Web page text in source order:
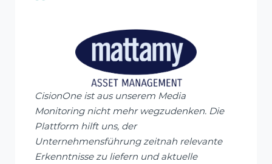
CisionOne ist aus unserem Media
Monitoring nicht mehr wegzudenken. Die
Plattform hilft uns, der
Unternehmensführung zeitnah relevante
Erkenntnisse zu liefern und aktuelle